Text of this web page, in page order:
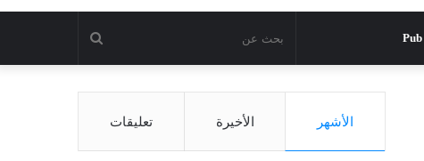
بحث
عن
الأشهر الأخيرة تعليقات